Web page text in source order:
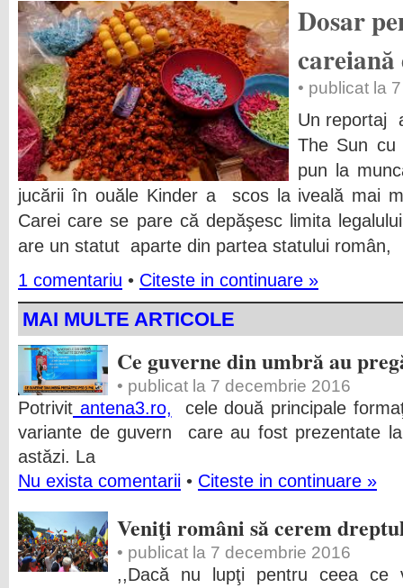
Dosar
• publicat la
Un reportaj
The Sun
pun la
jucării în ouăle Kinder a scos la iveală mai
Carei care se pare că depăşesc limita
are un statut aparte din partea statului român,
1 comentariu • Citeste in continuare »
MAI MULTE ARTICOLE
Ce guverne din umbră au
• publicat la 7 decembrie 2016
Potrivit antena3.ro, cele două principale
variante de guvern care au fost prezentate
astăzi. La
Nu exista comentarii • Citeste in continuare »
Veniţi români să cerem
• publicat la 7 decembrie 2016
,,Dacă nu lupţi pentru ceea